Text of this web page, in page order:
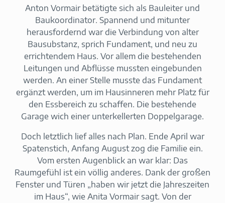
Anton Vormair betätigte sich als Bauleiter und
Baukoordinator. Spannend und mitunter
herausfordernd war die Verbindung von alter
Bausubstanz, sprich Fundament, und neu zu
errichtendem Haus. Vor allem die bestehenden
Leitungen und Abflüsse mussten eingebunden
werden. An einer Stelle musste das Fundament
ergänzt werden, um im Hausinneren mehr Platz für
den Essbereich zu schaffen. Die bestehende
Garage wich einer unterkellerten Doppelgarage.
Doch letztlich lief alles nach Plan. Ende April war
Spatenstich, Anfang August zog die Familie ein.
Vom ersten Augenblick an war klar: Das
Raumgefühl ist ein völlig anderes. Dank der großen
Fenster und Türen „haben wir jetzt die Jahreszeiten
im Haus“, wie Anita Vormair sagt. Von der